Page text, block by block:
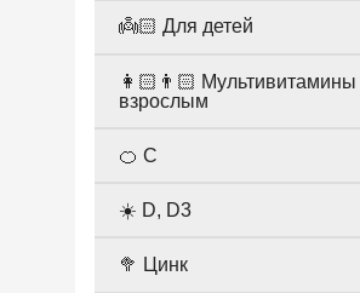
👼🏻 Для детей
👩🏻👨🏻 Мультивитамины
взрослым
🍊 С
☀️ D, D3
🥦 Цинк